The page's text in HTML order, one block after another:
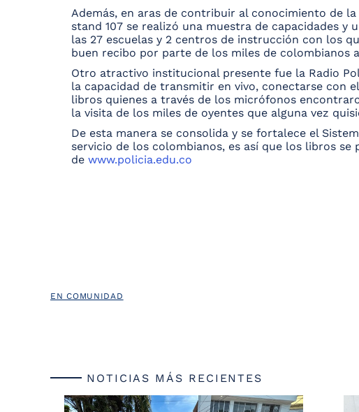
Además, en aras de contribuir al conocimiento de
stand 107 se realizó una muestra de capacidades y
las 27 escuelas y 2 centros de instrucción con los
buen recibo por parte de los miles de colombianos
Otro atractivo institucional presente fue la Radio
la capacidad de transmitir en vivo, conectarse con
libros quienes a través de los micrófonos
la visita de los miles de oyentes que alguna vez
De esta manera se consolida y se fortalece el
servicio de los colombianos, es así que los libros
de www.policia.edu.co
EN COMUNIDAD
NOTICIAS MÁS RECIENTES